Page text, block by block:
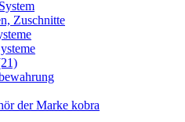
Zuschnitte
der Marke kobra